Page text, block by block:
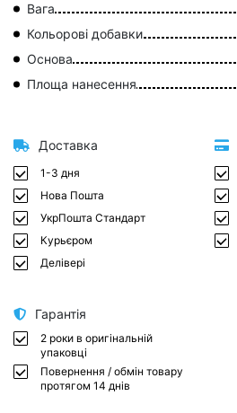
Вага
Кольорові добавки
Основа
Площа нанесення
Доставка
1-3 дня
Нова Пошта
УкрПошта Стандарт
Курьєром
Делівері
Гарантія
2 роки в оригінальній
упаковці
Повернення / обмін товару
протягом 14 днів